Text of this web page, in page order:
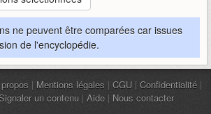
ne peuvent être comparées car issues
de l'encyclopédie.
| Mentions légales | CGU | Confidentialité |
un contenu | Aide | Nous contacter